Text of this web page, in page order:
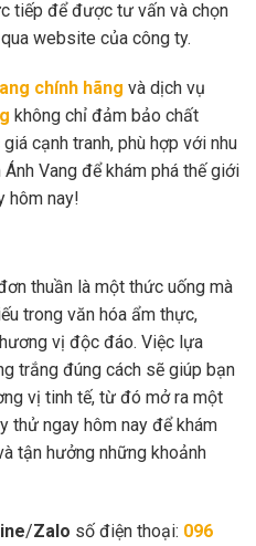
tiếp để được tư vấn và chọn
website của công ty.
chính hãng và dịch vụ
không chỉ đảm bảo chất
cạnh tranh, phù hợp với nhu
Vang để khám phá thế giới
hôm nay!
thuần là một thức uống mà
trong văn hóa ẩm thực,
vị độc đáo. Việc lựa
trắng đúng cách sẽ giúp bạn
vị tinh tế, từ đó mở ra một
thử ngay hôm nay để khám
tận hưởng những khoảnh
/Zalo số điện thoại: 096